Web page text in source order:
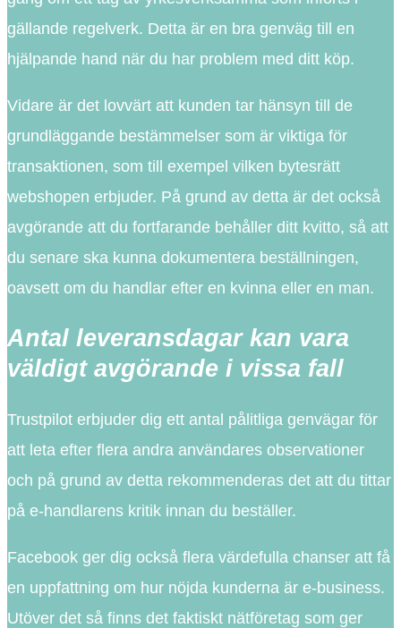
gällande regelverk. Detta är en bra genväg till en
hjälpande hand när du har problem med ditt köp.
Vidare är det lovvärt att kunden tar hänsyn till de
grundläggande bestämmelser som är viktiga för
transaktionen, som till exempel vilken bytesrätt
webshopen erbjuder. På grund av detta är det också
avgörande att du fortfarande behåller ditt kvitto, så att
du senare ska kunna dokumentera beställningen,
oavsett om du handlar efter en kvinna eller en man.
Antal leveransdagar kan vara
väldigt avgörande i vissa fall
Trustpilot erbjuder dig ett antal pålitliga genvägar för
att leta efter flera andra användares observationer
och på grund av detta rekommenderas det att du tittar
på e-handlarens kritik innan du beställer.
Facebook ger dig också flera värdefulla chanser att få
en uppfattning om hur nöjda kunderna är e-business.
Utöver det så finns det faktiskt nätföretag som ger